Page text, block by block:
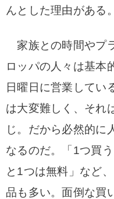
んとした理由がある。
家族との時間やプ
ロッパの人々は基本
日曜日に営業してい
は大変難しく、それ
じ。だから必然的に
なるのだ。「1つ買
と1つは無料」など
品も多い。面倒な買